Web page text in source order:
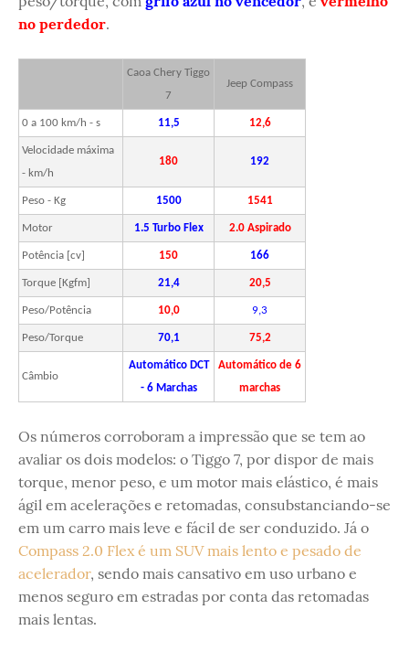
no perdedor.
Caoa Chery Tiggo
7
Jeep Compass
0 a 100 km/h - s 11,5 12,6
Velocidade máxima
- km/h
180 192
Peso - Kg 1500 1541
Motor 1.5 Turbo Flex 2.0 Aspirado
Potência [cv] 150 166
Torque [Kgfm] 21,4 20,5
Peso/Potência 10,0 9,3
Peso/Torque 70,1 75,2
Câmbio
Automático DCT
- 6 Marchas
Automático de 6
marchas
Os números corroboram a impressão que se tem ao
avaliar os dois modelos: o Tiggo 7, por dispor de mais
torque, menor peso, e um motor mais elástico, é mais
ágil em acelerações e retomadas, consubstanciando-se
em um carro mais leve e fácil de ser conduzido. Já o
Compass 2.0 Flex é um SUV mais lento e pesado de
acelerador, sendo mais cansativo em uso urbano e
menos seguro em estradas por conta das retomadas
mais lentas.